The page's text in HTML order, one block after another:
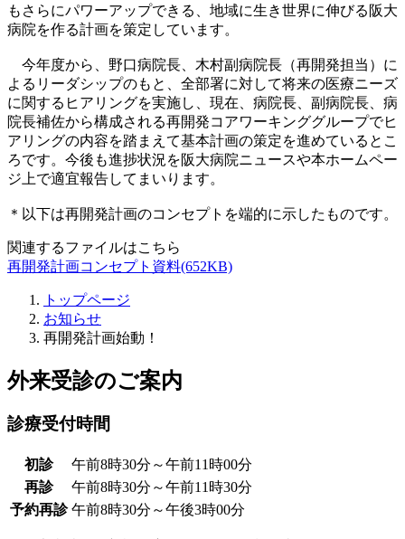
もさらにパワーアップできる、地域に生き世界に伸びる阪大
病院を作る計画を策定しています。
今年度から、野口病院長、木村副病院長（再開発担当）に
よるリーダシップのもと、全部署に対して将来の医療ニーズ
に関するヒアリングを実施し、現在、病院長、副病院長、病
院長補佐から構成される再開発コアワーキンググループでヒ
アリングの内容を踏まえて基本計画の策定を進めているとこ
ろです。今後も進捗状況を阪大病院ニュースや本ホームペー
ジ上で適宜報告してまいります。
＊以下は再開発計画のコンセプトを端的に示したものです。
関連するファイルはこちら
再開発計画コンセプト資料(652KB)
トップページ
お知らせ
再開発計画始動！
外来受診のご案内
診療受付時間
初診
午前8時30分～午前11時00分
再診
午前8時30分～午前11時30分
予約再診 午前8時30分～午後3時00分